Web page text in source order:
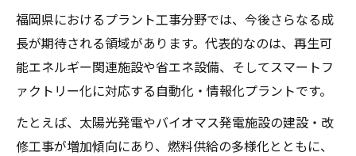
現場で採用されるエコな燃料供給手法を解
説
プラント工事の観点から見た燃料供給の最
前線
福岡酸素関連企業の事例から学ぶ戦略構築
術
福岡県におけるプラント工事分野では、今後さらなる成
長が期待される領域があります。代表的なのは、再生可
能エネルギー関連施設や省エネ設備、そしてスマートフ
ァクトリー化に対応する自動化・情報化プラントです。
たとえば、太陽光発電やバイオマス発電施設の建設・改
修工事が増加傾向にあり、燃料供給の多様化とともに、